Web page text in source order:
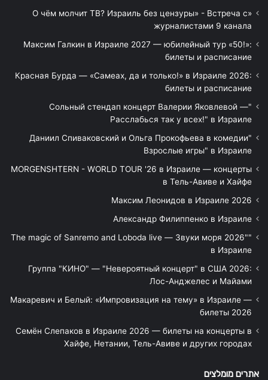
«О чём молчит ТВ? Израиль без цензуры» - Встреча с
журналистами 9 канала
Максим Галкин в Израиле 2027 — юбилейный тур «50!»:
билеты и расписание
Красная Бурда — «Самеах, да и только!» в Израиле 2026:
билеты и расписание
"Сольный стендап концерт Валерии Яковлевой —
Расслабься так у всех!" в Израиле
"Даниил Спиваковский и Ольга Прокофьева в комедии
Взрослые игры" в Израиле
MORGENSHTERN - WORLD TOUR '26 в Израиле — концерты
в Тель-Авиве и Хайфе
Максим Леонидов в Израиле 2026
Александр Филиппенко в Израиле
"The magic of Sanremo and Loboda live — Звуки моря 2026"
в Израиле
Группа "КИНО" — "Невероятный концерт" в США 2026:
Лос-Анджелес и Майами
Макаревич и Белый: «Импровизация на тему» в Израиле —
билеты 2026
Семён Слепаков в Израиле 2026 — билеты на концерты в
Хайфе, Нетании, Тель-Авиве и других городах
אתרים מומלצים